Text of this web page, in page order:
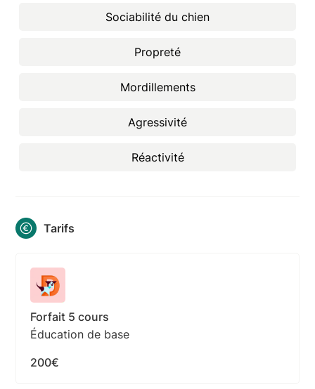
Sociabilité du chien
Propreté
Mordillements
Agressivité
Réactivité
Tarifs
Forfait 5 cours
Éducation de base
200€